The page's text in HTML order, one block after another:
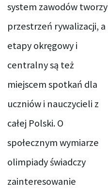
system zawodów tworzy
przestrzeń rywalizacji, a
etapy okręgowy i
centralny są też
miejscem spotkań dla
uczniów i nauczycieli z
całej Polski. O
społecznym wymiarze
olimpiady świadczy
zainteresowanie